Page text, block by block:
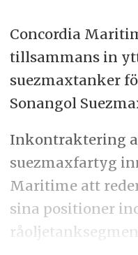
Concordia
tillsammans in
suezmaxtanker
Sonangol
Inkontraktering
suezmaxfartyg
Maritime att
sina positioner